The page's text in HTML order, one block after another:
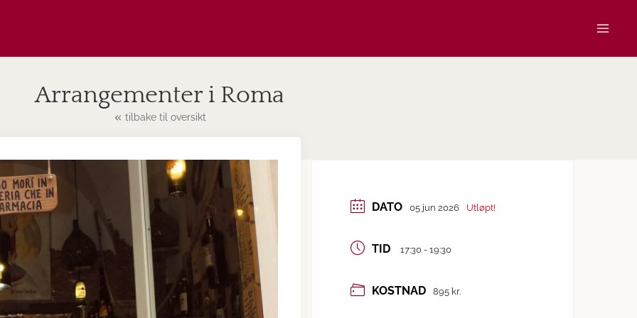
Arrangementer i Roma
tilbake til oversikt
DATO 05 jun 2026 Utløpt!
TID 17:30 - 19:30
KOSTNAD 895 kr.